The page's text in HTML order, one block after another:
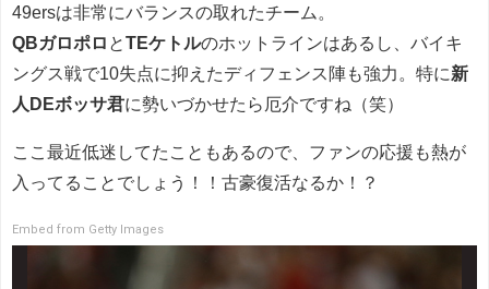
49ersは非常にバランスの取れたチーム。
QBガロポロ とTEケトルのホットラインはあるし、バイキ
ングス戦で10失点に抑えたディフェンス陣も強力。特に新
人DEボッサ君に勢いづかせたら厄介ですね（笑）
ここ最近低迷してたこともあるので、ファンの応援も熱が
入ってることでしょう！！古豪復活なるか！？
Embed from Getty Images